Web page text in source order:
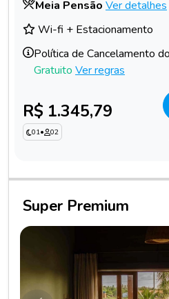
Meia Pensão Ver detalhes
Wi-fi + Estacionamento
Política de Cancelamento
Gratuito Ver regras
R$ 1.345,79
01• 02
Super Premium